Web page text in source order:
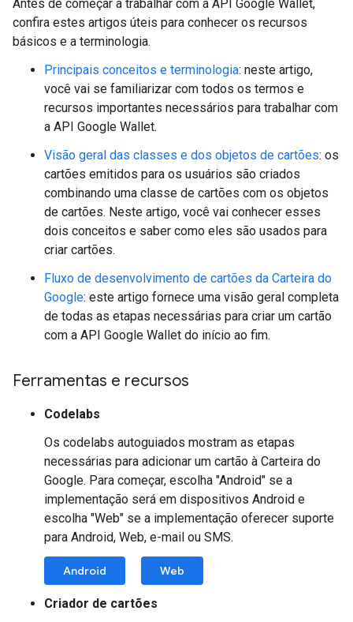
Antes de começar a trabalhar com a API Google Wallet,
confira estes artigos úteis para conhecer os recursos
básicos e a terminologia.
Principais conceitos e terminologia: neste artigo,
você vai se familiarizar com todos os termos e
recursos importantes necessários para trabalhar com
a API Google Wallet.
Visão geral das classes e dos objetos de cartões: os
cartões emitidos para os usuários são criados
combinando uma classe de cartões com os objetos
de cartões. Neste artigo, você vai conhecer esses
dois conceitos e saber como eles são usados para
criar cartões.
Fluxo de desenvolvimento de cartões da Carteira do
Google: este artigo fornece uma visão geral completa
de todas as etapas necessárias para criar um cartão
com a API Google Wallet do início ao fim.
Ferramentas e recursos
Codelabs
Os codelabs autoguiados mostram as etapas
necessárias para adicionar um cartão à Carteira do
Google. Para começar, escolha "Android" se a
implementação será em dispositivos Android e
escolha "Web" se a implementação oferecer suporte
para Android, Web, e-mail ou SMS.
Android Web
Criador de cartões